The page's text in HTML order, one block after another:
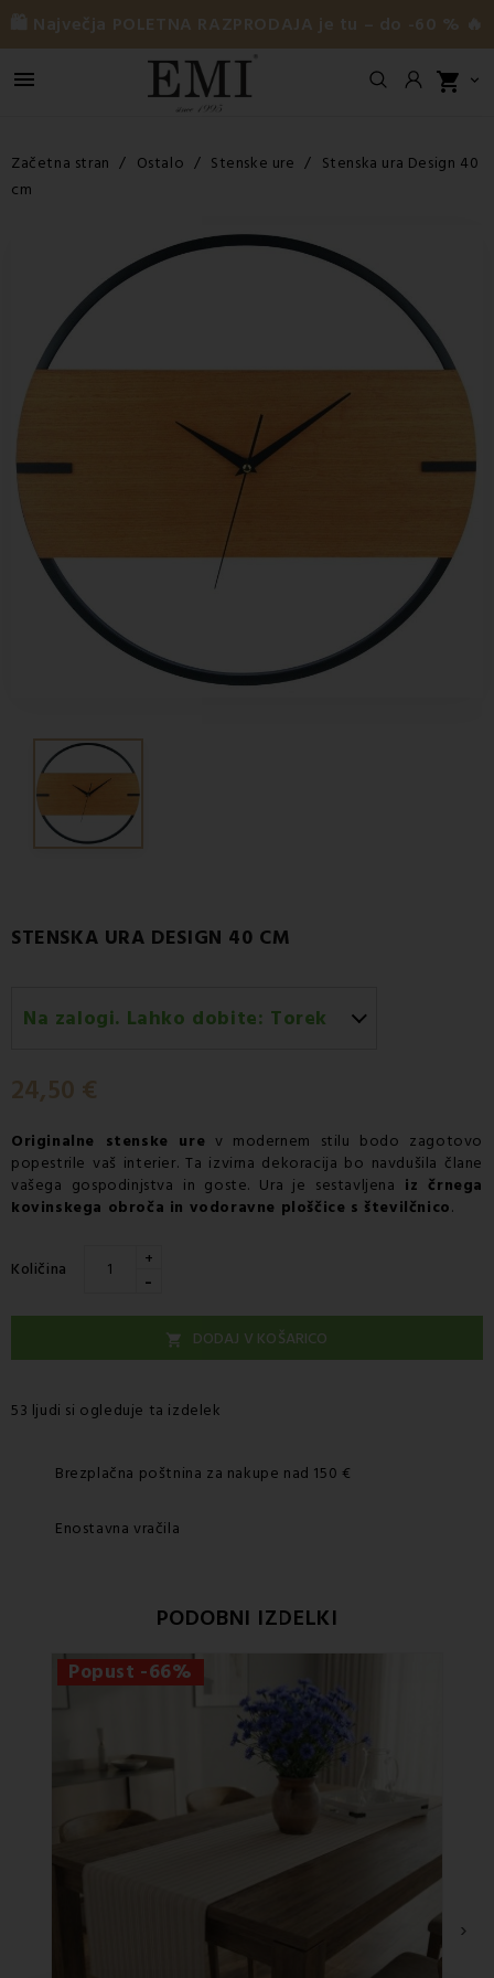
🛍️ Največja POLETNA RAZPRODAJA je tu – do -60 % 🔥
 shopping_cart 
Začetna stran Ostalo Stenske ure
Stenska ura Design 40
cm
STENSKA URA DESIGN 40 CM
Na zalogi. Lahko dobite: Torek
24,50 €
Originalne stenske ure v modernem stilu bodo zagotovo
popestrile vaš interier. Ta izvirna dekoracija bo navdušila člane
vašega gospodinjstva in goste. Ura je sestavljena iz črnega
kovinskega obroča in vodoravne ploščice s številčnico.
Količina +
-
 DODAJ V KOŠARICO
53 ljudi si ogleduje ta izdelek
Brezplačna poštnina za nakupe nad 150 €
Enostavna vračila
PODOBNI IZDELKI
Popust -66%
›